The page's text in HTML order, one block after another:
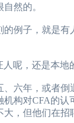
然的。
子，就是有
，还是本地
年，或者倒
构对CFA的
，但他们在